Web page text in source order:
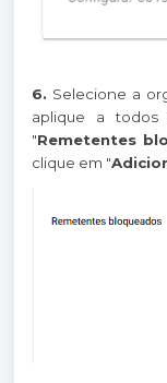
6. Selecione a
aplique a todos
"Remetentes
clique em "